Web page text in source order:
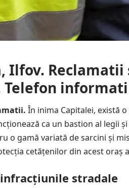
Ilfov. Reclamatii
Telefon
În inima Capitalei, există
ca un bastion al legii
o gamă variată de sarcini și
cetățenilor din acest oraș
stradale